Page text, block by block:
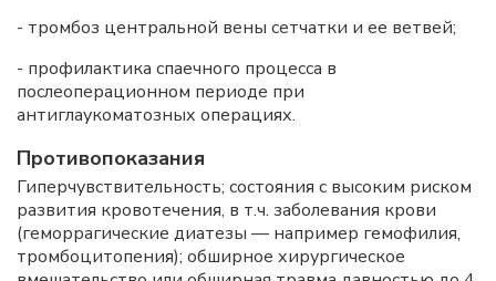
- тромбоз центральной вены сетчатки и ее ветвей;
- профилактика спаечного процесса в
послеоперационном периоде при
антиглаукоматозных операциях.
Противопоказания
Гиперчувствительность; состояния с высоким риском
развития кровотечения, в т.ч. заболевания крови
(геморрагические диатезы — например гемофилия,
тромбоцитопения); обширное хирургическое